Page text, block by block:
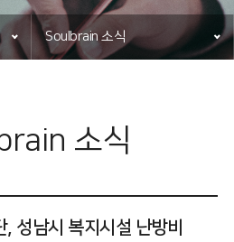
Soulbrain 소식
소식
성남시 복지시설 난방비